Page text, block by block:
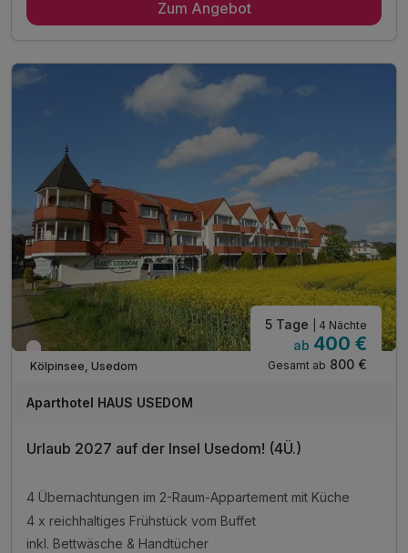
3 x reichhaltiges Frühstück vom Buffet
inkl. Gas/Wasser/Strom
Zum Angebot
Wieder frei ab März
Kölpinsee, Usedom
5 Tage | 4 Nächte
ab 400 €
Gesamt ab 800 €
Aparthotel HAUS USEDOM
Urlaub 2027 auf der Insel Usedom! (4Ü.)
4 Übernachtungen im 2-Raum-Appartement mit Küche
4 x reichhaltiges Frühstück vom Buffet
inkl. Bettwäsche & Handtücher